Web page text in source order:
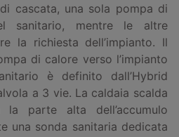
cascata, una sola pompa di
sanitario, mentre le altre
la richiesta dell’impianto. Il
di calore verso l’impianto
è definito dall’Hybrid
a 3 vie. La caldaia scalda
la parte alta dell’accumulo
una sonda sanitaria dedicata